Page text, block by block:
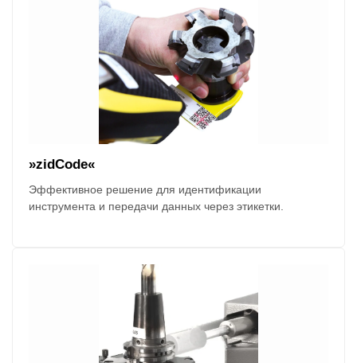
»zidCode«
Эффективное решение для идентификации
инструмента и передачи данных через этикетки.